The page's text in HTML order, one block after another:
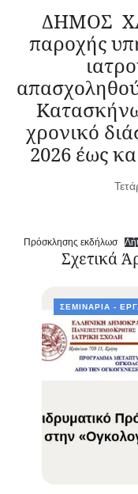
ΔΗΜΟΣ
παροχής
χρονικό
2026 έως
Πρόσκλησης εκδήλωσ
Σχετικά
ΣΕΜΙΝΆΡΙΑ -